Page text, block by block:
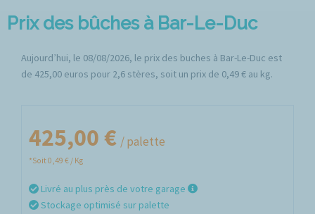
Prix des bûches à Bar-Le-Duc
Aujourd’hui, le 08/08/2026, le prix des buches à Bar-Le-Duc est
de 425,00 euros pour 2,6 stères, soit un prix de 0,49 € au kg.
425,00 € / palette
*Soit 0,49 € / Kg
Livré au plus près de votre garage
Stockage optimisé sur palette